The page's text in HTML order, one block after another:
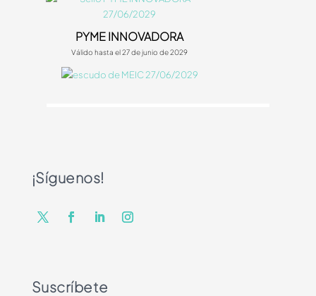
PYME INNOVADORA
Válido hasta el 27 de junio de 2029
¡Síguenos!
Suscríbete